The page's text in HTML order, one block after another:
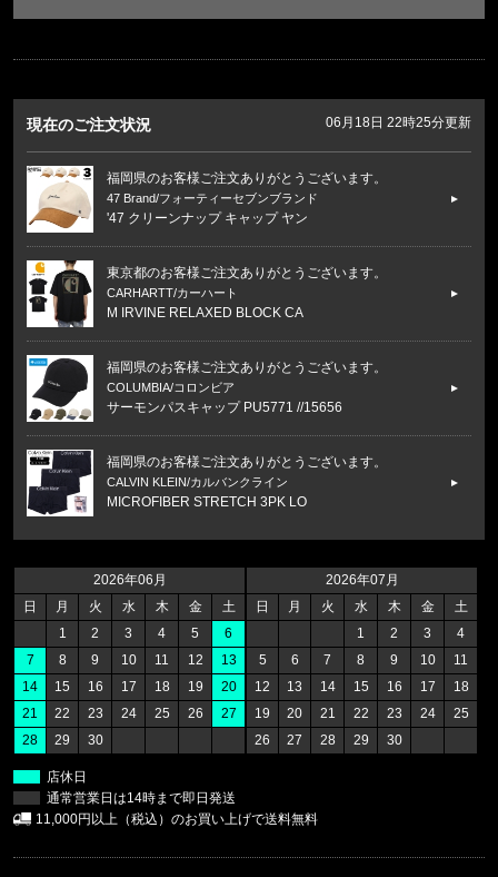
2026年06月
日
月 火 水 木 金
土
1
2 3 4 5
6
7
8 9 10 11 12
13
14
15 16 17 18 19
20
21
22 23 24 25 26
27
28
29 30
2026年07月
日
月 火 水 木 金
土
1
2 3
4
5
6 7 8 9 10
11
12
13 14 15 16 17
18
19
20 21 22 23 24
25
26
27 28 29 30
店休日
通常営業日は14時まで即日発送
11,000円以上（税込）のお買い上げで送料無料
現在のご注文状況 06月18日 22時25分更新
福岡県のお客様ご注文ありがとうございます。
47 Brand/フォーティーセブンブランド
'47 クリーンナップ キャップ ヤン
東京都のお客様ご注文ありがとうございます。
CARHARTT/カーハート
M IRVINE RELAXED BLOCK CA
福岡県のお客様ご注文ありがとうございます。
COLUMBIA/コロンビア
サーモンパスキャップ PU5771 //15656
福岡県のお客様ご注文ありがとうございます。
CALVIN KLEIN/カルバンクライン
MICROFIBER STRETCH 3PK LO
47 Brand/フォーティーセブンブランド
'47 クリーンナップ キャップ ヤンキ
福岡県のお客様ご注文ありがとうございます。
THE NORTH FACE/ノースフェイス
M CAMPING RELAXED SHORT S
福岡県のお客様ご注文ありがとうございます。
reversal/リバーサル